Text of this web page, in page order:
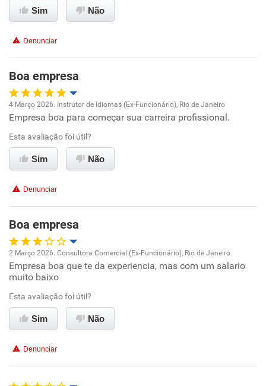
Benefícios
Sim Não
Denunciar
Boa empresa
Oportunidade de promoção
Ambiente de trabalho
Benefícios
Recomenda esta empresa
Não recomenda a diretoria
4 Março 2026. Instrutor de Idiomas (Ex-Funcionário), Rio de Janeiro
Empresa boa para começar sua carreira profissional.
Esta avaliação foi útil?
Sim Não
Denunciar
Boa empresa
Oportunidade de promoção
Ambiente de trabalho
Conciliação com a vida familiar
2 Março 2026. Consultora Comercial (Ex-Funcionário), Rio de Janeiro
Empresa boa que te da experiencia, mas com um salario
muito baixo
Esta avaliação foi útil?
Sim Não
Denunciar